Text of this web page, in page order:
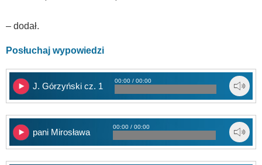
– dodał.
Posłuchaj wypowiedzi
J. Górzyński cz. 1
00:00 / 00:00
pani Mirosława
00:00 / 00:00